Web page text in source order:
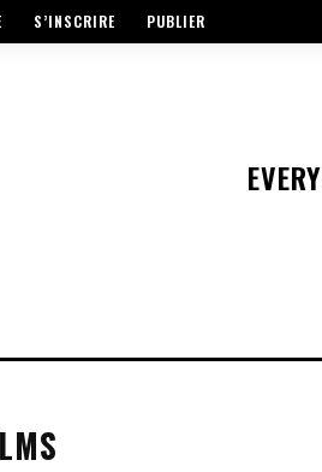
S’INSCRIRE PUBLIER
EVERY